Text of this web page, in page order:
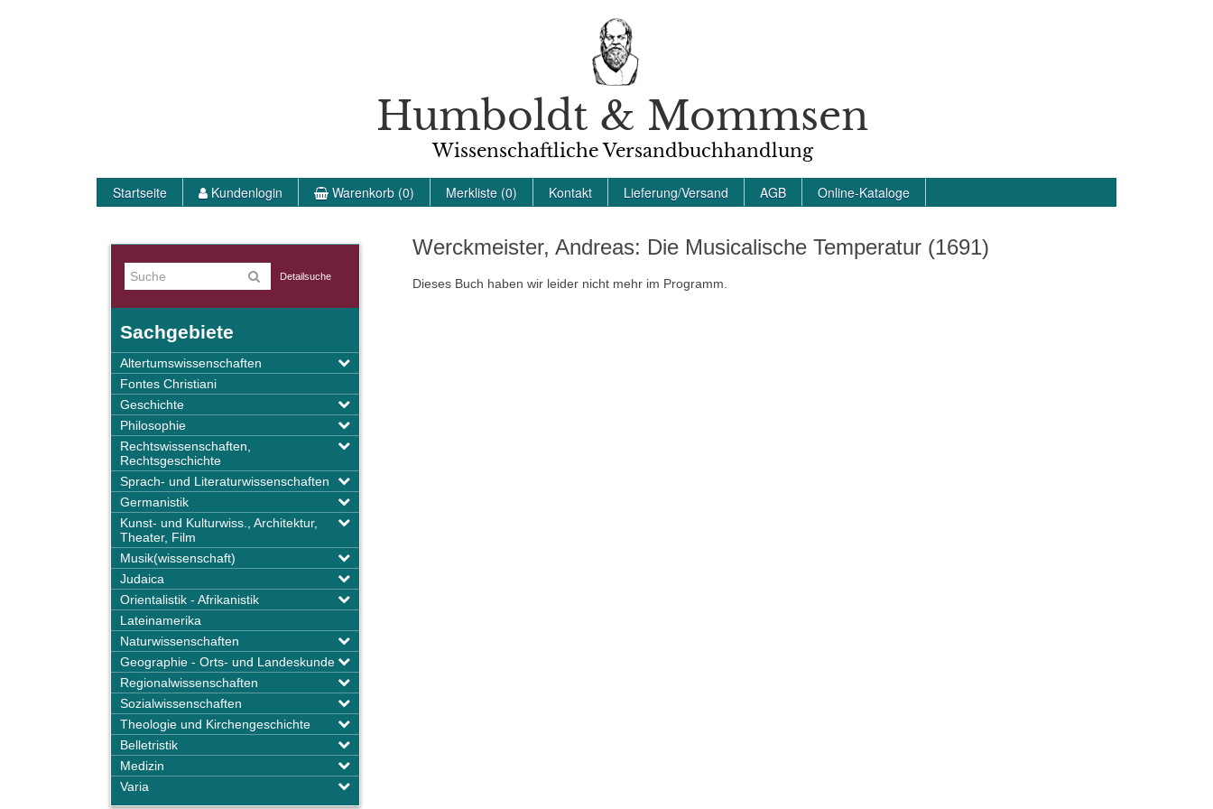
Humboldt & Mommsen
Wissenschaftliche Versandbuchhandlung
Startseite Kundenlogin Warenkorb (0) Merkliste (0) Kontakt Lieferung/Versand AGB Online-Kataloge
Detailsuche
Sachgebiete
Altertumswissenschaften
Fontes Christiani
Geschichte
Philosophie
Rechtswissenschaften,
Rechtsgeschichte
Sprach- und Literaturwissenschaften
Germanistik
Kunst- und Kulturwiss., Architektur,
Theater, Film
Musik(wissenschaft)
Judaica
Orientalistik - Afrikanistik
Lateinamerika
Naturwissenschaften
Geographie - Orts- und Landeskunde
Regionalwissenschaften
Sozialwissenschaften
Theologie und Kirchengeschichte
Belletristik
Medizin
Varia
Werckmeister, Andreas: Die Musicalische Temperatur (1691)
Dieses Buch haben wir leider nicht mehr im Programm.